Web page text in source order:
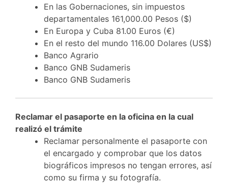
En las Gobernaciones, sin impuestos
departamentales 161,000.00 Pesos ($)
En Europa y Cuba 81.00 Euros (€)
En el resto del mundo 116.00 Dolares (US$)
Banco Agrario
Banco GNB Sudameris
Banco GNB Sudameris
Reclamar el pasaporte en la oficina en la cual
realizó el trámite
Reclamar personalmente el pasaporte con
el encargado y comprobar que los datos
biográficos impresos no tengan errores, así
como su firma y su fotografía.